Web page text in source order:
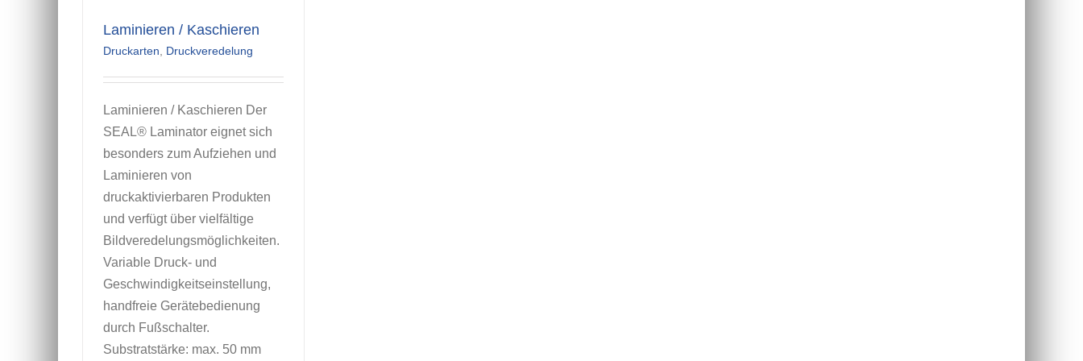
Laminieren / Kaschieren
Druckarten Druckveredelung
Laminieren / Kaschieren Der
SEAL® Laminator eignet sich
besonders zum Aufziehen und
Laminieren von
druckaktivierbaren Produkten
und verfügt über vielfältige
Bildveredelungsmöglichkeiten.
Variable Druck- und
Geschwindigkeitseinstellung,
handfreie Gerätebedienung
durch Fußschalter.
Substratstärke: max. 50 mm